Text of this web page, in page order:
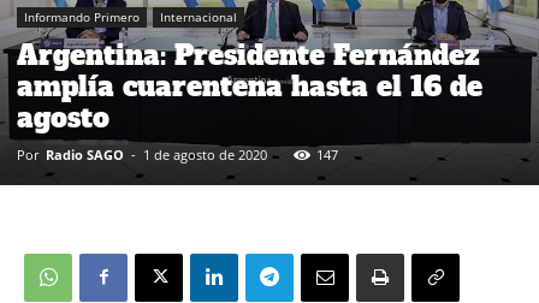
Informando Primero Internacional
Argentina: Presidente Fernández
amplía cuarentena hasta el 16 de
agosto
Por Radio SAGO - 1 de agosto de 2020 147